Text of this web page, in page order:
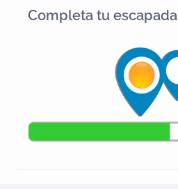
(cicloturismo).
Completa tu escapada